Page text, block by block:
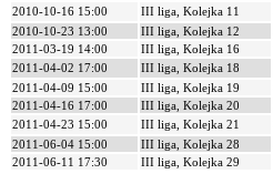
2010-10-16 15:00
III liga, Kolejka 11
2010-10-23 13:00
III liga, Kolejka 12
2011-03-19 14:00
III liga, Kolejka 16
2011-04-02 17:00
III liga, Kolejka 18
2011-04-09 15:00
III liga, Kolejka 19
2011-04-16 17:00
III liga, Kolejka 20
2011-04-23 15:00
III liga, Kolejka 21
2011-06-04 15:00
III liga, Kolejka 28
2011-06-11 17:30
III liga, Kolejka 29